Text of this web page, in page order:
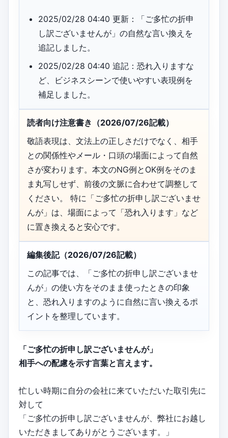
2025/02/28 04:40 更新：「ご多忙の折申
し訳ございませんが」の自然な言い換えを
追記しました。
2025/02/28 04:40 追記：恐れ入りますな
ど、ビジネスシーンで使いやすい表現例を
補足しました。
読者向け注意書き（2026/07/26記載）
敬語表現は、文法上の正しさだけでなく、相手
との関係性やメール・口頭の場面によって自然
さが変わります。本文のNG例とOK例をそのま
ま丸写しせず、前後の文脈に合わせて調整して
ください。 特に「ご多忙の折申し訳ございませ
んが」は、場面によって「恐れ入ります」など
に置き換えると安心です。
編集後記（2026/07/26記載）
この記事では、「ご多忙の折申し訳ございませ
んが」の使い方をそのまま使ったときの印象
と、恐れ入りますのように自然に言い換えるポ
イントを整理しています。
「ご多忙の折申し訳ございませんが」
相手への配慮を示す言葉と言えます。
忙しい時期に自分の会社に来ていただいた取引先に
対して
「ご多忙の折申し訳ございませんが、弊社にお越し
いただきましてありがとうございます。」